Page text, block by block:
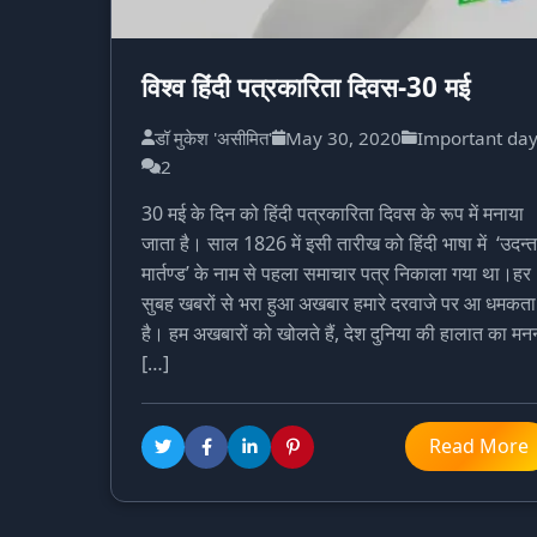
विश्व हिंदी पत्रकारिता दिवस-30 मई
डॉ मुकेश 'असीमित' May 30, 2020
Important
2
30 मई के दिन को हिंदी पत्रकारिता दिवस के रूप में मनाया
जाता है। साल 1826 में इसी तारीख को हिंदी भाषा में ‘उदन्त
मार्तण्ड’ के नाम से पहला समाचार पत्र निकाला गया था।हर
सुबह खबरों से भरा हुआ अखबार हमारे दरवाजे पर आ धमकता
है। हम अखबारों को खोलते हैं, देश दुनिया की हालात का
[…]
Read More